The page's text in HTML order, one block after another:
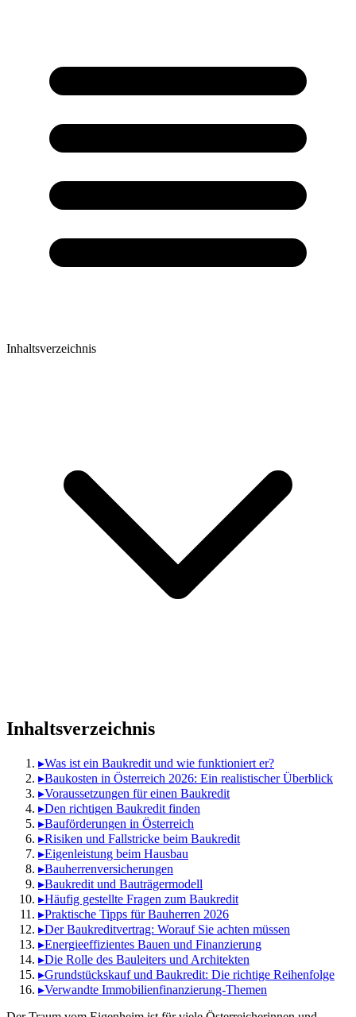
Inhaltsverzeichnis
Inhaltsverzeichnis
▸Was ist ein Baukredit und wie funktioniert er?
▸Baukosten in Österreich 2026: Ein realistischer Überblick
▸Voraussetzungen für einen Baukredit
▸Den richtigen Baukredit finden
▸Bauförderungen in Österreich
▸Risiken und Fallstricke beim Baukredit
▸Eigenleistung beim Hausbau
▸Bauherrenversicherungen
▸Baukredit und Bauträgermodell
▸Häufig gestellte Fragen zum Baukredit
▸Praktische Tipps für Bauherren 2026
▸Der Baukreditvertrag: Worauf Sie achten müssen
▸Energieeffizientes Bauen und Finanzierung
▸Die Rolle des Bauleiters und Architekten
▸Grundstückskauf und Baukredit: Die richtige Reihenfolge
▸Verwandte Immobilienfinanzierung-Themen